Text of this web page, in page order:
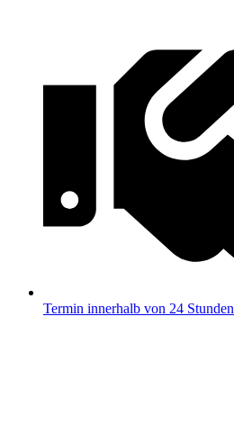
Termin innerhalb von 24 Stunden